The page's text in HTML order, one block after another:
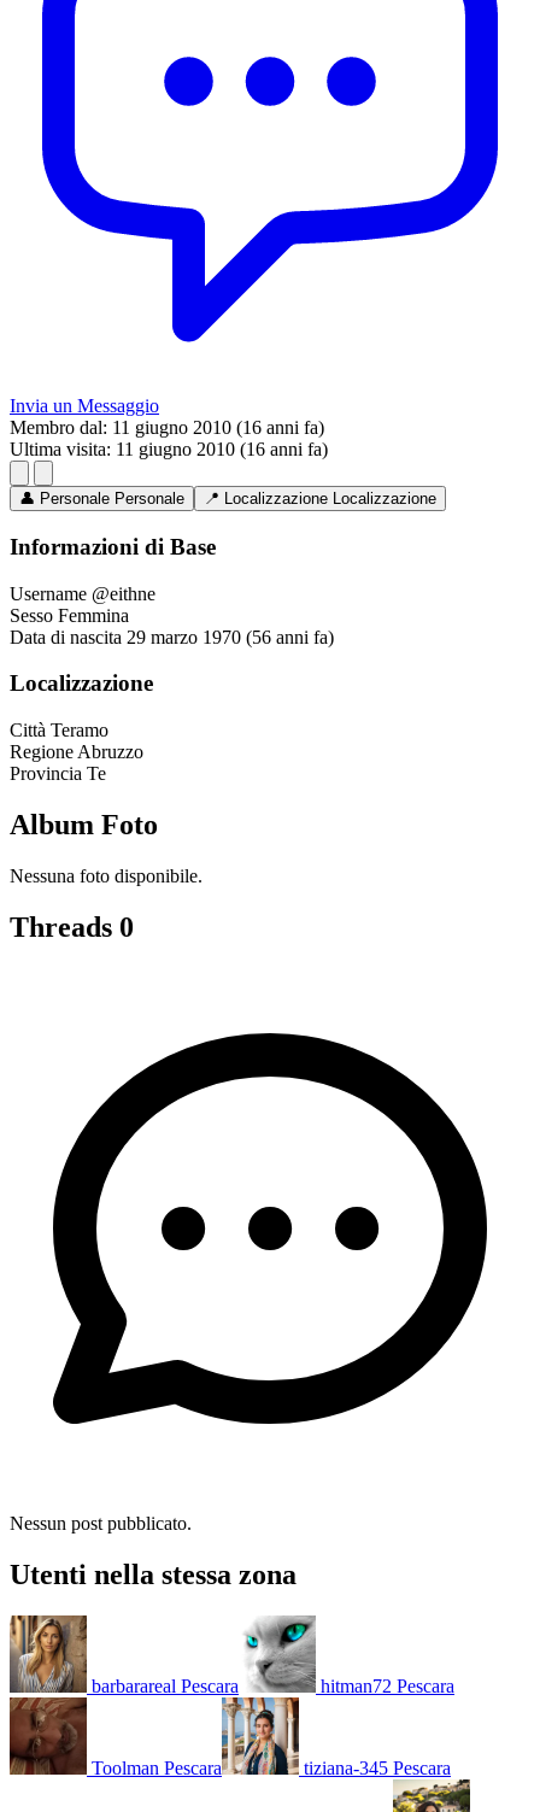
Invia un Messaggio
Membro dal: 11 giugno 2010 (16 anni fa)
Ultima visita: 11 giugno 2010 (16 anni fa)
👤 Personale Personale 📍 Localizzazione Localizzazione
Informazioni di Base
Username @eithne
Sesso Femmina
Data di nascita 29 marzo 1970 (56 anni fa)
Localizzazione
Città Teramo
Regione Abruzzo
Provincia Te
Album Foto
Nessuna foto disponibile.
Threads 0
Nessun post pubblicato.
Utenti nella stessa zona
barbarareal Pescara hitman72 Pescara
Toolman Pescara tiziana-345 Pescara